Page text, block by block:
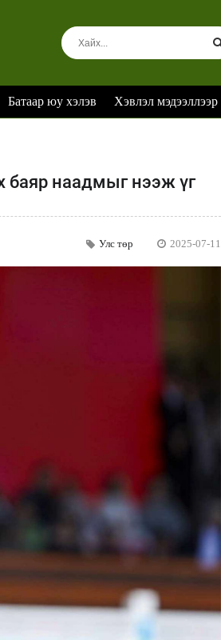
Батаар юу хэлэв Хэвлэл мэдээллээр
баяр наадмыг нээж үг
Улс төр 2025-07-11